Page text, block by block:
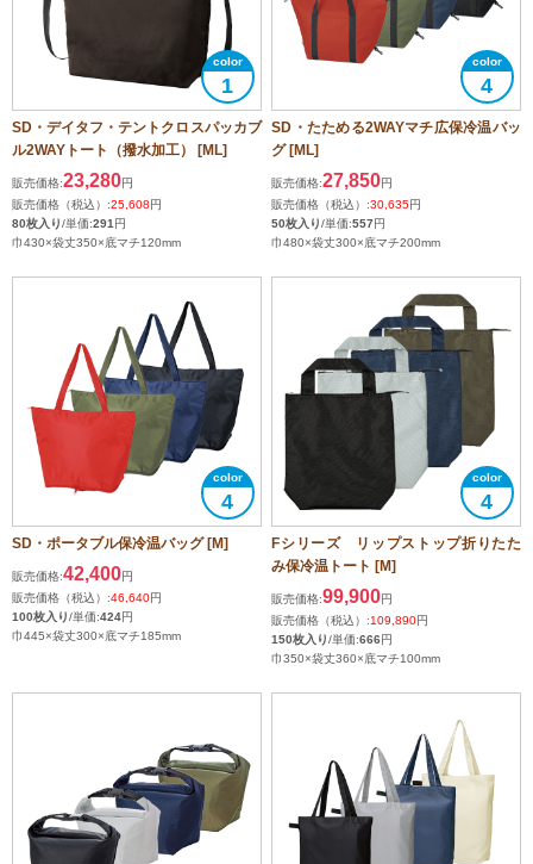
1
SD・デイタフ・テントクロスパッカブ
ル2WAYトート（撥水加工） [ML]
販売価格:23,280円
販売価格（税込）:25,608円
80枚入り/単価:291 円
巾430×袋丈350×底マチ120mm
4
SD・たためる2WAYマチ広保冷温バッ
グ [ML]
販売価格:27,850円
販売価格（税込）:30,635円
50枚入り/単価:557円
巾480×袋丈300×底マチ200mm
4
SD・ポータブル保冷温バッグ [M]
販売価格:42,400円
販売価格（税込）:46,640円
100枚入り/単価:424円
巾445×袋丈300×底マチ185mm
4
Fシリーズ リップストップ折りたた
み保冷温トート [M]
販売価格:99,900円
販売価格（税込）:109,890円
150枚入り/単価:666円
巾350×袋丈360×底マチ100mm